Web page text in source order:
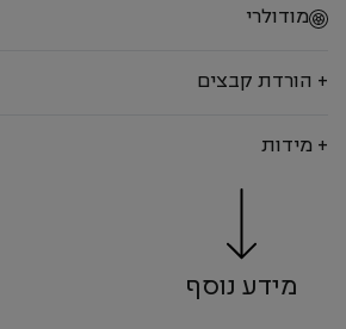
מודולרי
+ הורדת קבצים
+ מידות
מידע נוסף